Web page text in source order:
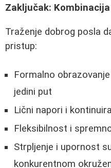
Zaključak:
Traženje dobrog posla
pristup:
Formalno
jedini put
Lični napori i
Fleksibilnost i
Strpljenje i upornost
konkurentnom